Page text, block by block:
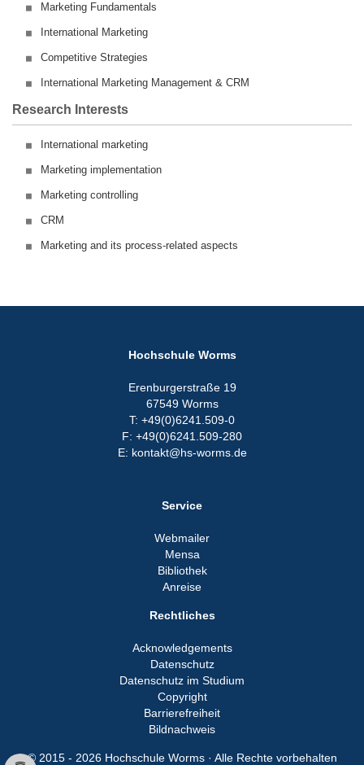
Marketing Fundamentals
International Marketing
Competitive Strategies
International Marketing Management & CRM
Research Interests
International marketing
Marketing implementation
Marketing controlling
CRM
Marketing and its process-related aspects
Hochschule Worms
Erenburgerstraße 19
67549 Worms
T: +49(0)6241.509-0
F: +49(0)6241.509-280
E: kontakt@hs-worms.de
Service
Webmailer
Mensa
Bibliothek
Anreise
Rechtliches
Acknowledgements
Datenschutz
Datenschutz im Studium
Copyright
Barrierefreiheit
Bildnachweis
© 2015 - 2026 Hochschule Worms · Alle Rechte vorbehalten